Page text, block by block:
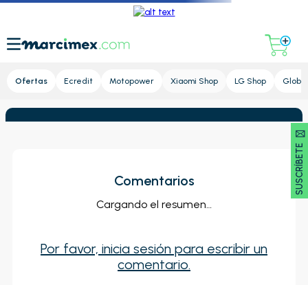
Ofertas Ecredit Motopower Xiaomi Shop LG Shop Global
SUSCRÍBETE 🖂
Comentarios
Cargando el resumen…
Por favor, inicia sesión para escribir un
comentario.